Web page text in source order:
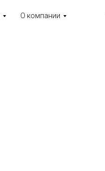
О компании